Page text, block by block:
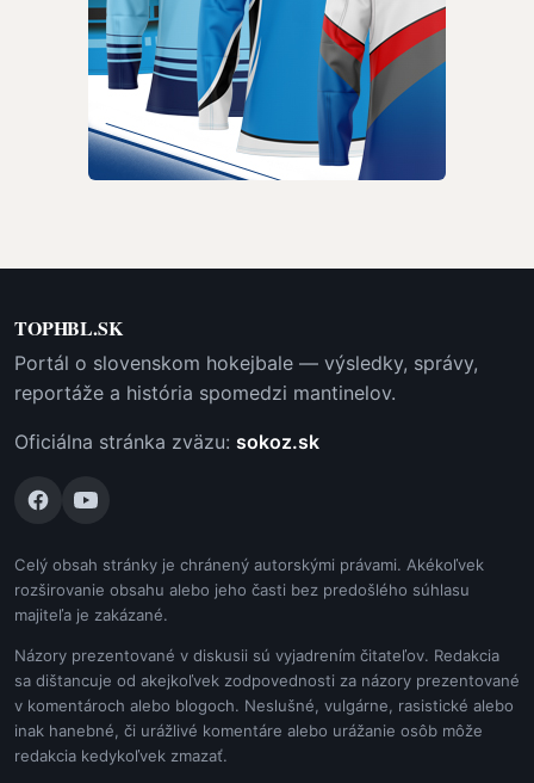
TOPHBL.SK
Portál o slovenskom hokejbale — výsledky, správy,
reportáže a história spomedzi mantinelov.
Oficiálna stránka zväzu: sokoz.sk
Celý obsah stránky je chránený autorskými právami. Akékoľvek
rozširovanie obsahu alebo jeho časti bez predošlého súhlasu
majiteľa je zakázané.
Názory prezentované v diskusii sú vyjadrením čitateľov. Redakcia
sa dištancuje od akejkoľvek zodpovednosti za názory prezentované
v komentároch alebo blogoch. Neslušné, vulgárne, rasistické alebo
inak hanebné, či urážlivé komentáre alebo urážanie osôb môže
redakcia kedykoľvek zmazať.